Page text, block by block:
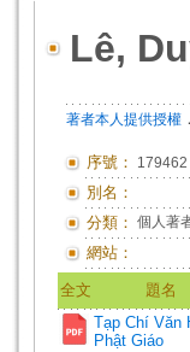
Lê,
著者本人提供授權 ．
序號： 179462
別名：
分類： 個人著
網站：
全文
題名
Tạp Chí Văn
Phật Giáo